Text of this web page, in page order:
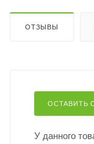
ОТЗЫВЫ
ОСТАВИТЬ
У данного